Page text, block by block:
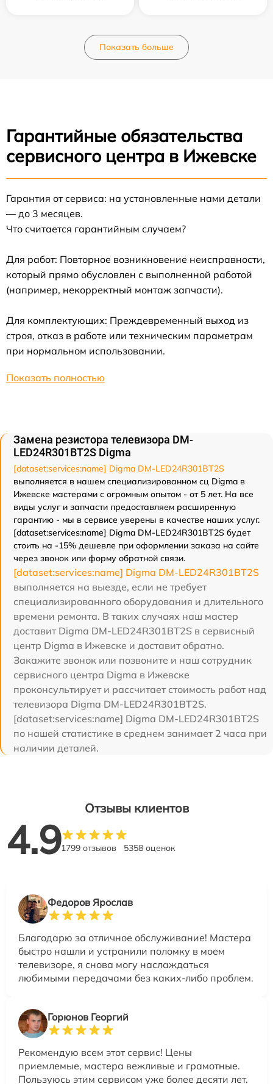
Показать больше
Гарантийные обязательства
сервисного центра в Ижевске
Гарантия от сервиса: на установленные нами детали
— до 3 месяцев.
Что считается гарантийным случаем?
Для работ: Повторное возникновение неисправности,
который прямо обусловлен с выполненной работой
(например, некорректный монтаж запчасти).
Для комплектующих: Преждевременный выход из
строя, отказ в работе или техническим параметрам
при нормальном использовании.
Показать полностью
Замена резистора телевизора DM-
LED24R301BT2S Digma
[dataset:services:name] Digma DM-LED24R301BT2S
выполняется в нашем специализированном сц Digma в
Ижевске мастерами с огромным опытом - от 5 лет. На все
виды услуг и запчасти предоставляем расширенную
гарантию - мы в сервисе уверены в качестве наших услуг.
[dataset:services:name] Digma DM-LED24R301BT2S будет
стоить на -15% дешевле при оформлении заказа на сайте
через звонок или форму обратной связи.
[dataset:services:name] Digma DM-LED24R301BT2S
выполняется на выезде, если не требует
специализированного оборудования и длительного
времени ремонта. В таких случаях наш мастер
доставит Digma DM-LED24R301BT2S в сервисный
центр Digma в Ижевске и доставит обратно.
Закажите звонок или позвоните и наш сотрудник
сервисного центра Digma в Ижевске
проконсультирует и рассчитает стоимость работ над
телевизора Digma DM-LED24R301BT2S.
[dataset:services:name] Digma DM-LED24R301BT2S
по нашей статистике в среднем занимает 2 часа при
наличии деталей.
Отзывы клиентов
4.91799 отзывов 5358 оценок
Федоров Ярослав
Благодарю за отличное обслуживание! Мастера
быстро нашли и устранили поломку в моем
телевизоре, я снова могу наслаждаться
любимыми передачами без каких-либо проблем.
Горюнов Георгий
Рекомендую всем этот сервис! Цены
приемлемые, мастера вежливые и грамотные.
Пользуюсь этим сервисом уже более десяти лет.